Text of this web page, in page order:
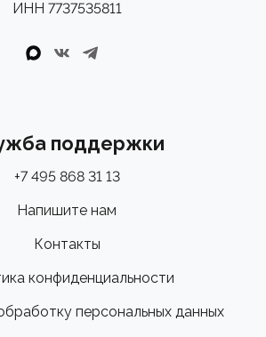
ИНН 7737535811
поддержки
+7 495 868 31 13
Напишите нам
Контакты
конфиденциальности
персональных данных